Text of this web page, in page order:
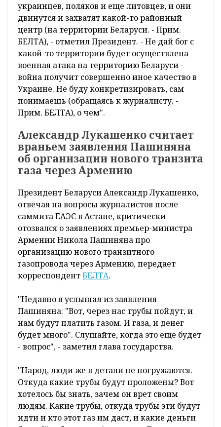
украинцев, поляков и еще литовцев, и они
двинутся и захватят какой-то районный
центр (на территории Беларуси. - Прим.
БЕЛТА), - отметил Президент. - Не дай бог с
какой-то территории будет осуществлена
военная атака на территорию Беларуси -
война получит совершенно иное качество в
Украине. Не буду конкретизировать, сам
понимаешь (обращаясь к журналисту. -
Прим. БЕЛТА), о чем".
Александр Лукашенко считает
враньем заявления Пашиняна
об организации нового транзита
газа через Армению
Президент Беларуси Александр Лукашенко,
отвечая на вопросы журналистов после
саммита ЕАЭС в Астане, критически
отозвался о заявлениях премьер-министра
Армении Никола Пашиняна про
организацию нового транзитного
газопровода через Армению, передает
корреспондентБЕЛТА.
"Недавно я услышал из заявления
Пашиняна: "Вот, через нас трубы пойдут, и
нам будут платить газом. И газа, и денег
будет много". Слушайте, когда это еще будет
- вопрос", - заметил глава государства.
"Народ, люди же в детали не погружаются.
Откуда какие трубы будут проложены? Вот
хотелось бы знать, зачем он врет своим
людям. Какие трубы, откуда трубы эти будут
идти и кто этот газ им даст, и какие деньги